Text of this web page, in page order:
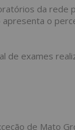
da rede
o
de exames
de Mato